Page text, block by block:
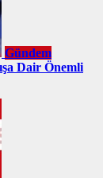
Gündem
Dair Önemli